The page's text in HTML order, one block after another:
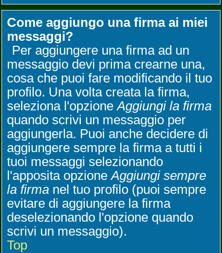
Come aggiungo una firma ai miei
messaggi?
Per aggiungere una firma ad un
messaggio devi prima crearne una,
cosa che puoi fare modificando il tuo
profilo. Una volta creata la firma,
seleziona l'opzioneAggiungi la firma
quando scrivi un messaggio per
aggiungerla. Puoi anche decidere di
aggiungere sempre la firma a tutti i
tuoi messaggi selezionando
l'apposita opzioneAggiungi sempre
la firma nel tuo profilo (puoi sempre
evitare di aggiungere la firma
deselezionando l'opzione quando
scrivi un messaggio).
Top